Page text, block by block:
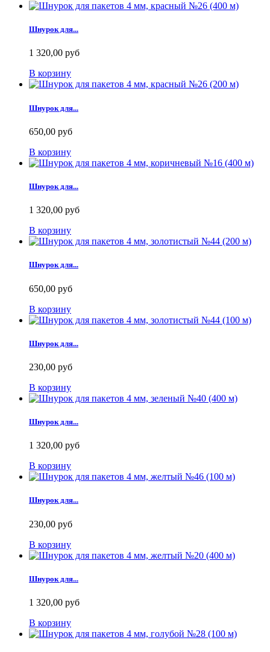
Шнурок для...
1 320,00 руб
В корзину
Шнурок для...
650,00 руб
В корзину
Шнурок для...
1 320,00 руб
В корзину
Шнурок для...
650,00 руб
В корзину
Шнурок для...
230,00 руб
В корзину
Шнурок для...
1 320,00 руб
В корзину
Шнурок для...
230,00 руб
В корзину
Шнурок для...
1 320,00 руб
В корзину